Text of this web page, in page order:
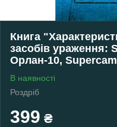
Книга
засобів ураження:
Орлан-10,
В наявності
Роздріб
399 ₴